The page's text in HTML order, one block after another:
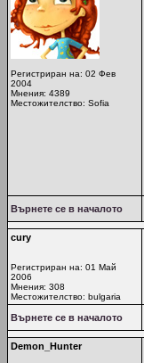
Регистриран на: 02 Фев
2004
Мнения: 4389
Местожителство: Sofia
Върнете се в началото
cury
Регистриран на: 01 Май
2006
Мнения: 308
Местожителство: bulgaria
Върнете се в началото
Demon_Hunter